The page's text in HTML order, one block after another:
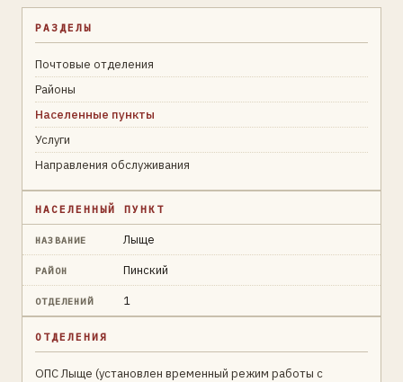
РАЗДЕЛЫ
Почтовые отделения
Районы
Населенные пункты
Услуги
Направления обслуживания
НАСЕЛЕННЫЙ ПУНКТ
НАЗВАНИЕ Лыще
РАЙОН Пинский
ОТДЕЛЕНИЙ 1
ОТДЕЛЕНИЯ
ОПС Лыще (установлен временный режим работы c